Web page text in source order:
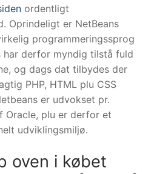
ordentligt
Oprindeligt er NetBeans
programmeringssprog
har derfor myndig tilstå fuld
og dags dat tilbydes der
PHP, HTML plu CSS
er udvokset pr.
plu er derfor et
udviklingsmiljø.
oven i købet